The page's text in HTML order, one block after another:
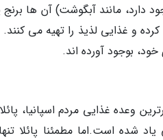
دارد، مانند آبگوشت) آن ها
و غذایی لذیذ را تهیه می کنند.
بوجود آورده اند.
وعده غذایی مردم اسپانیا،
یاد شده است.اما مطمئنا پائلا